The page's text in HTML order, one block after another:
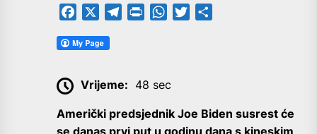
Facebook TelegramPrintFriendly
WhatsApp
Twitter
Vrijeme: 48 sec
Američki predsjednik Joe Biden susrest će
se danas prvi put u godinu dana s kineskim